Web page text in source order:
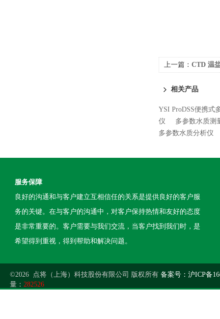
上一篇： CTD 温
相关产品
YSI ProDSS便携式
仪
多参数水质测
多参数水质分析仪
服务保障
良好的沟通和与客户建立互相信任的关系是提供良好的客户服
务的关键。在与客户的沟通中，对客户保持热情和友好的态度
是非常重要的。客户需要与我们交流，当客户找到我们时，是
希望得到重视，得到帮助和解决问题。
©2026 点将（上海）科技股份有限公司 版权所有 备案号：沪ICP备
量： 282526